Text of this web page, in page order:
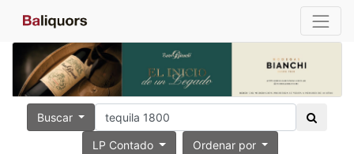
Buscar
LP Contado Ordenar por